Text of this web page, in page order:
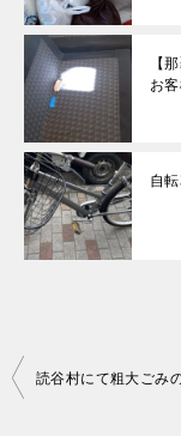
【
お
自
投